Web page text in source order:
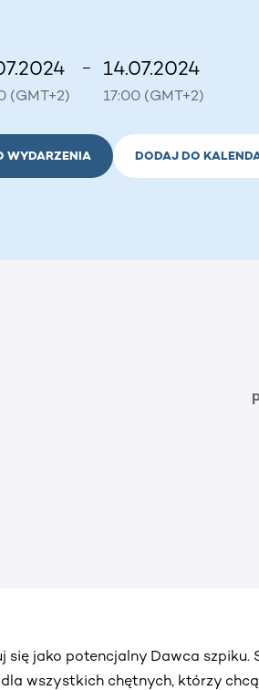
(GMT+2)
– 14.07.2024
17:00 (GMT+2)
WYDARZENIA DODAJ DO
się jako potencjalny Dawca szpiku.
wszystkich chętnych, którzy